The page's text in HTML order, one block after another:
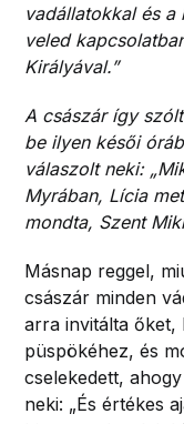
vadállatokkal és a
veled
Királyával.”
A császár így
be ilyen késői
válaszolt neki:
Myrában, Lícia
mondta, Szent
Másnap reggel,
császár minden
arra invitálta őket,
püspökéhez, és
cselekedett,
neki: „És értékes